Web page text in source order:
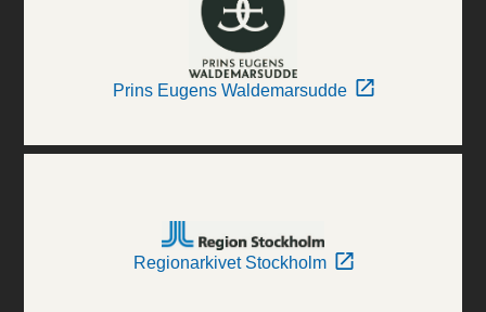
Prins Eugens Waldemarsudde
Regionarkivet Stockholm